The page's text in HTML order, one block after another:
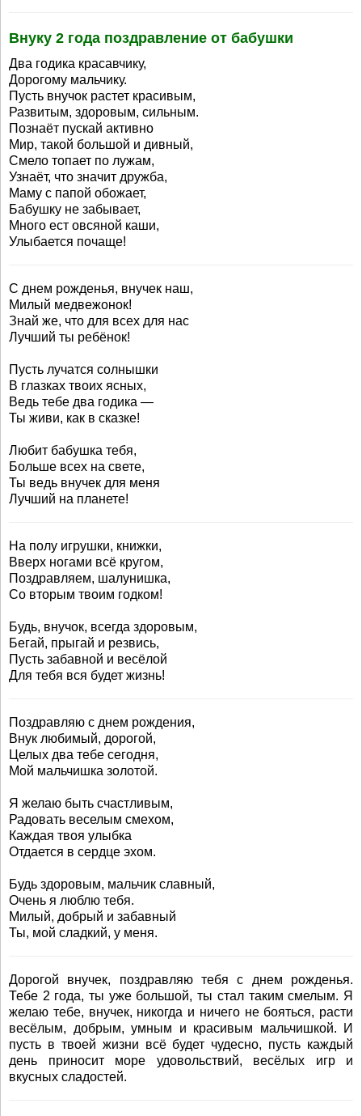
Внуку 2 года поздравление от бабушки
Два годика красавчику,
Дорогому мальчику.
Пусть внучок растет красивым,
Развитым, здоровым, сильным.
Познаёт пускай активно
Мир, такой большой и дивный,
Смело топает по лужам,
Узнаёт, что значит дружба,
Маму с папой обожает,
Бабушку не забывает,
Много ест овсяной каши,
Улыбается почаще!
С днем рожденья, внучек наш,
Милый медвежонок!
Знай же, что для всех для нас
Лучший ты ребёнок!
Пусть лучатся солнышки
В глазках твоих ясных,
Ведь тебе два годика —
Ты живи, как в сказке!
Любит бабушка тебя,
Больше всех на свете,
Ты ведь внучек для меня
Лучший на планете!
На полу игрушки, книжки,
Вверх ногами всё кругом,
Поздравляем, шалунишка,
Со вторым твоим годком!
Будь, внучок, всегда здоровым,
Бегай, прыгай и резвись,
Пусть забавной и весёлой
Для тебя вся будет жизнь!
Поздравляю с днем рождения,
Внук любимый, дорогой,
Целых два тебе сегодня,
Мой мальчишка золотой.
Я желаю быть счастливым,
Радовать веселым смехом,
Каждая твоя улыбка
Отдается в сердце эхом.
Будь здоровым, мальчик славный,
Очень я люблю тебя.
Милый, добрый и забавный
Ты, мой сладкий, у меня.
Дорогой внучек, поздравляю тебя с днем рожденья.
Тебе 2 года, ты уже большой, ты стал таким смелым. Я
желаю тебе, внучек, никогда и ничего не бояться, расти
весёлым, добрым, умным и красивым мальчишкой. И
пусть в твоей жизни всё будет чудесно, пусть каждый
день приносит море удовольствий, весёлых игр и
вкусных сладостей.